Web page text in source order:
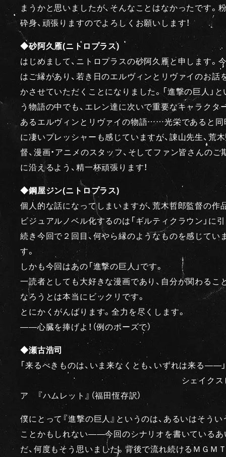
まうかと思いましたが、そんなことはなかったです。
砕身、頑張りますのでよろしくお願いします！
◆砂阿久雁(ニトロプラス)
はじめまして、ニトロプラスの砂阿久雁と申します。
はご縁があり、若き日のエルヴィンとリヴァイのお話
かさせていただくことになりました。「進撃の巨人」と
う物語の中でも、エレン達に次いで重要なキャラクタ
あるエルヴィンとリヴァイの物語……光栄であると同
に凄いプレッシャーも感じていますが、諌山先生、荒
督、漫画・アニメのスタッフ、そしてファン皆さんのご
に沿えるよう、精一杯頑張ります！
◆鋼屋ジン(ニトロプラス)
個人的な話になってしまいますが、荒木哲郎監督の作
ビジュアルノベル化するのは「ギルティクラウン」に
続き今回で２回目、何やら縁のようなものを感じてい
す。
しかも今回はあの「進撃の巨人」です。
一読者としても大好きな漫画であり、自分が関わるこ
なろうとは本当にビックリです。
とにかくがんばります。全力を尽くします。
――心臓を捧げよ！（例のポーズで）
◆瀬古浩司
「来るべきものは、いま来なくとも、いずれは来る――
シェイクス
ア 『ハムレット』（福田恆存訳）
僕にとって『進撃の巨人』というのは、あるいはそうい
ことかもしれない――今回のシナリオを書いているあ
だ、何度もそう思いました。背後で流れ続けるＭＧＭ